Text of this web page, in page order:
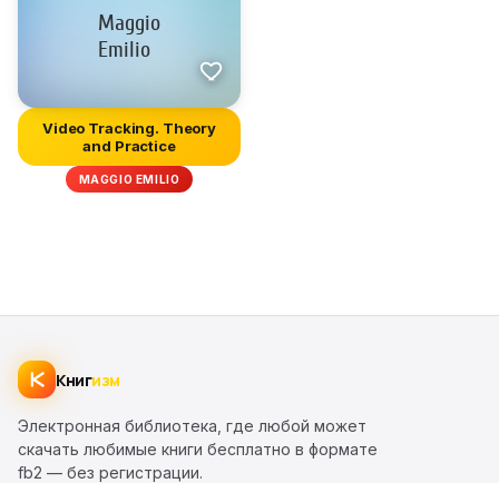
Video Tracking. Theory
and Practice
MAGGIO EMILIO
Книгизм
Электронная библиотека, где любой может
скачать любимые книги бесплатно в формате
fb2 — без регистрации.